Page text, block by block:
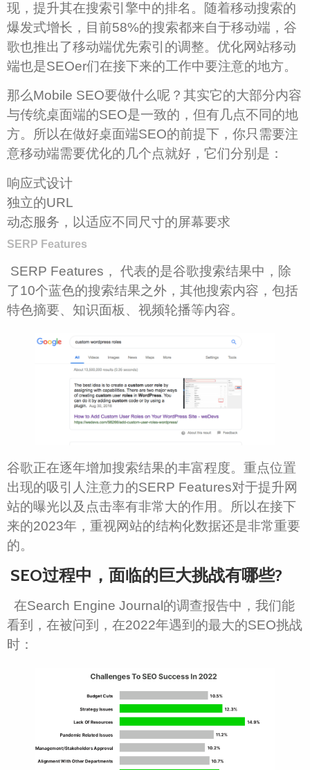
现，提升其在搜索引擎中的排名。随着移动搜索的
爆发式增长，目前58%的搜索都来自于移动端，谷
歌也推出了移动端优先索引的调整。优化网站移动
端也是SEOer们在接下来的工作中要注意的地方。
那么Mobile SEO要做什么呢？其实它的大部分内容
与传统桌面端的SEO是一致的，但有几点不同的地
方。所以在做好桌面端SEO的前提下，你只需要注
意移动端需要优化的几个点就好，它们分别是：
响应式设计
独立的URL
动态服务，以适应不同尺寸的屏幕要求
SERP Features
SERP Features， 代表的是谷歌搜索结果中，除
了10个蓝色的搜索结果之外，其他搜索内容，包括
特色摘要、知识面板、视频轮播等内容。
谷歌正在逐年增加搜索结果的丰富程度。重点位置
出现的吸引人注意力的SERP Features对于提升网
站的曝光以及点击率有非常大的作用。所以在接下
来的2023年，重视网站的结构化数据还是非常重要
的。
SEO过程中，面临的巨大挑战有哪些?
在Search Engine Journal的调查报告中，我们能
看到，在被问到，在2022年遇到的最大的SEO挑战
时：